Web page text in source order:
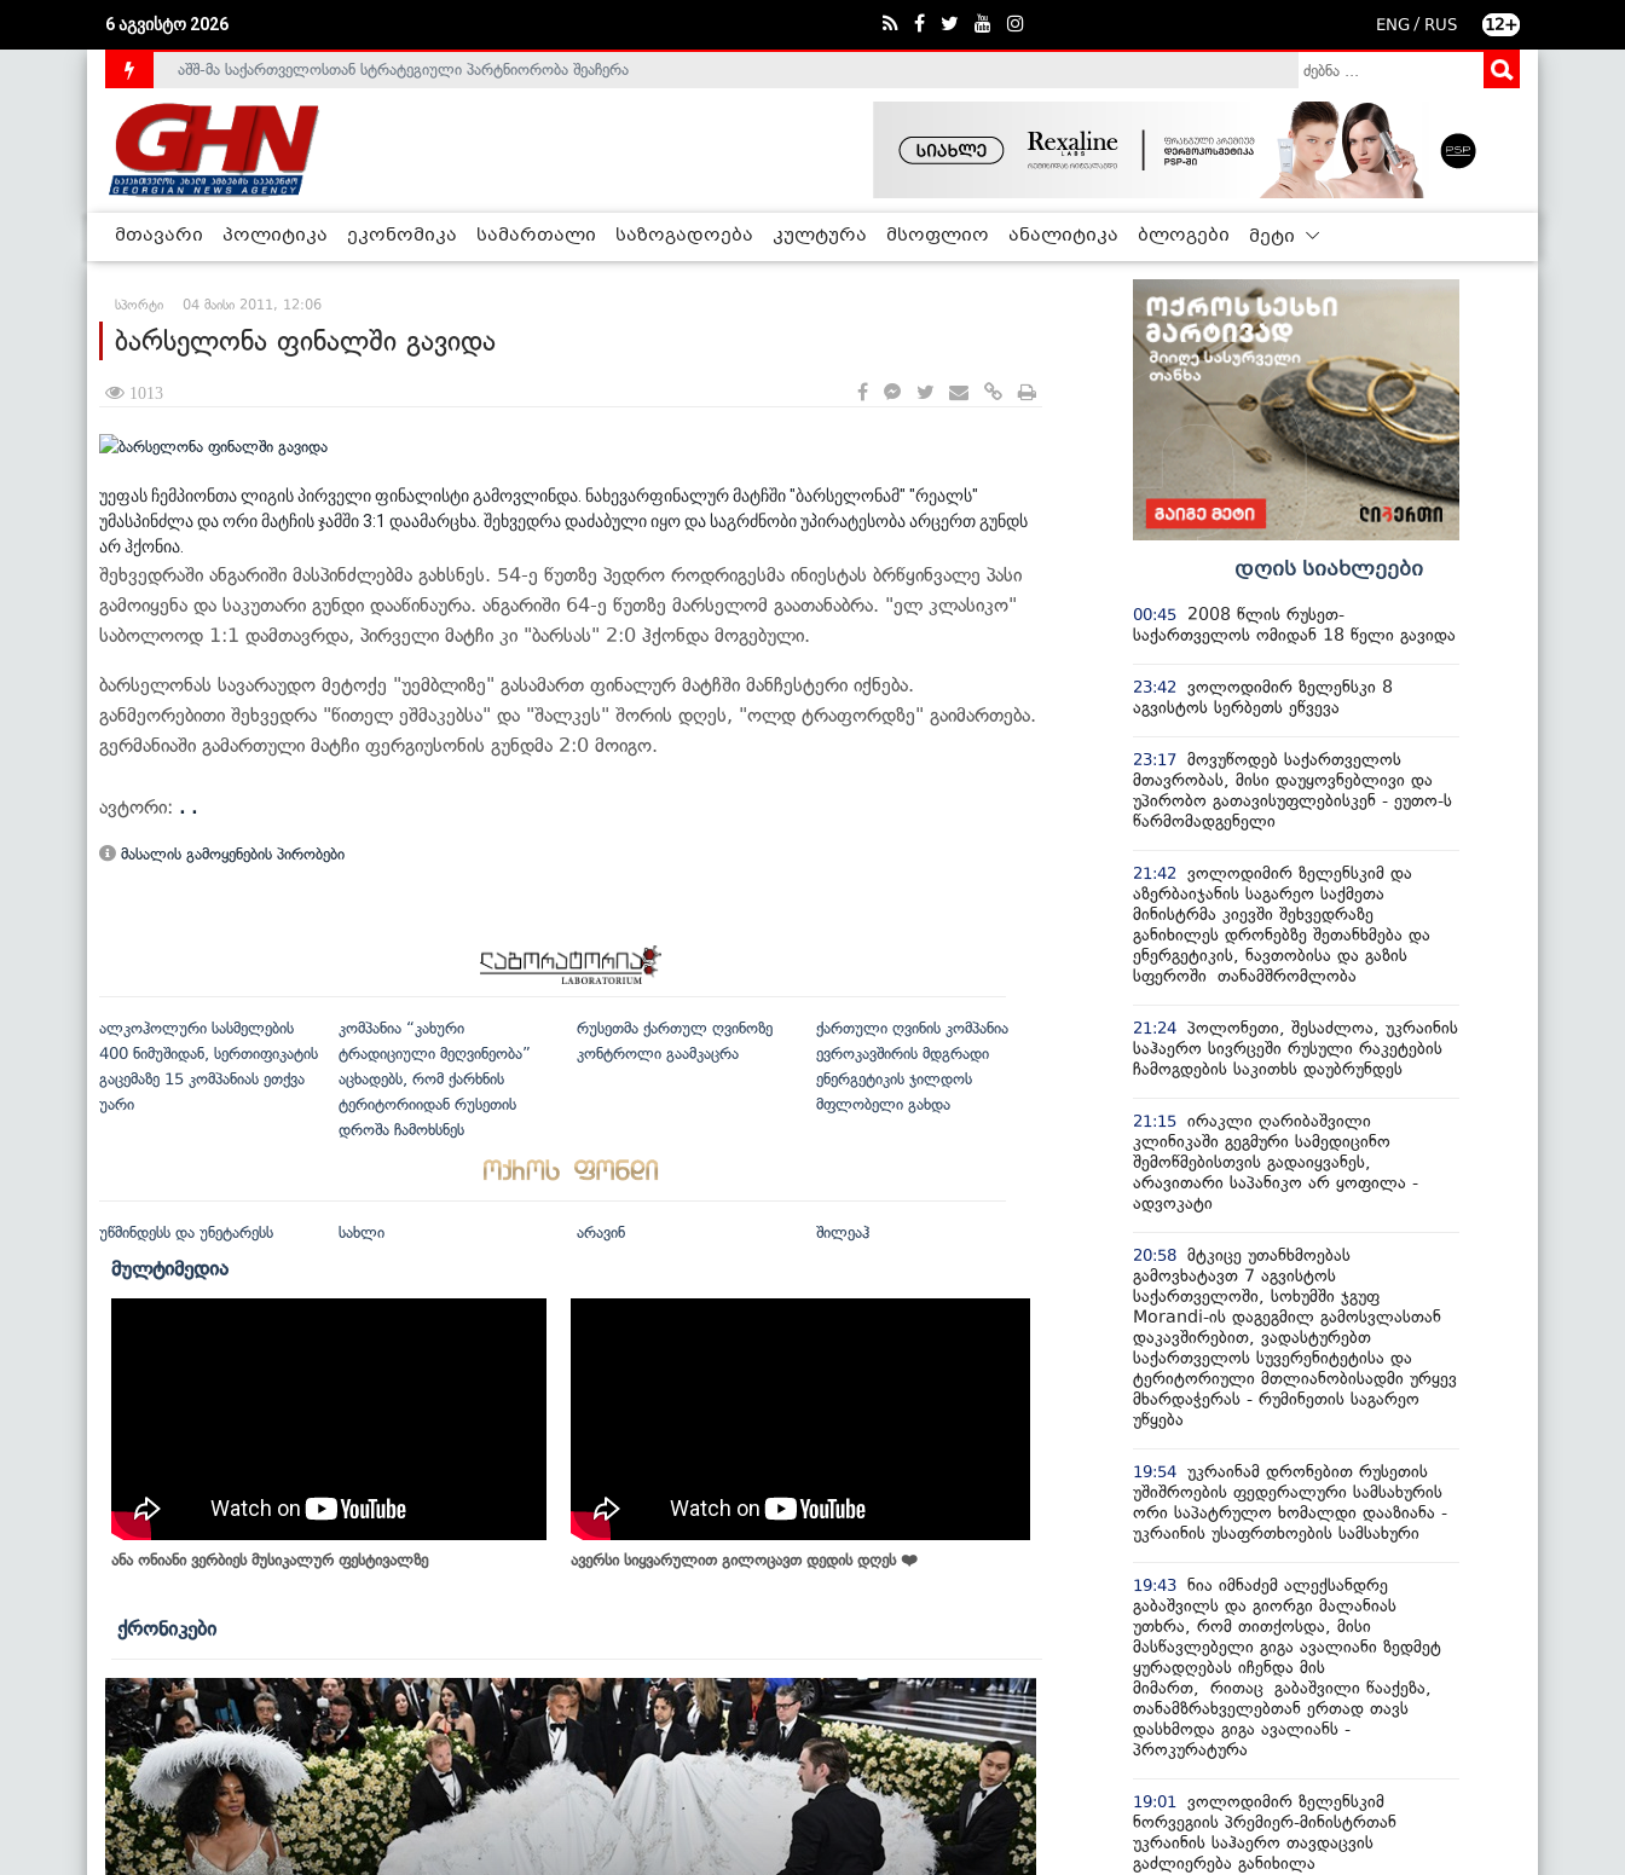
6 აგვისტო 2026 ENG / RUS 12+
საქართველოს დე-ფაქტო მთავრობა არალეგიტიმურია - ჰელსინკის კომისია
აშშ-მა საქართველოსთან სტრატეგიული პარტნიორობა შეაჩერა
მთავარი პოლიტიკა ეკონომიკა სამართალი საზოგადოება კულტურა მსოფლიო ანალიტიკა ბლოგები მეტი
სპორტი 04 მაისი 2011, 12:06
ბარსელონა ფინალში გავიდა
1013
უეფას ჩემპიონთა ლიგის პირველი ფინალისტი გამოვლინდა. ნახევარფინალურ მატჩში "ბარსელონამ" "რეალს"
უმასპინძლა და ორი მატჩის ჯამში 3:1 დაამარცხა. შეხვედრა დაძაბული იყო და საგრძნობი უპირატესობა არცერთ გუნდს
არ ჰქონია.
შეხვედრაში ანგარიში მასპინძლებმა გახსნეს. 54-ე წუთზე პედრო როდრიგესმა ინიესტას ბრწყინვალე პასი
გამოიყენა და საკუთარი გუნდი დააწინაურა. ანგარიში 64-ე წუთზე მარსელომ გაათანაბრა. "ელ კლასიკო"
საბოლოოდ 1:1 დამთავრდა, პირველი მატჩი კი "ბარსას" 2:0 ჰქონდა მოგებული.
ბარსელონას სავარაუდო მეტოქე "უემბლიზე" გასამართ ფინალურ მატჩში მანჩესტერი იქნება.
განმეორებითი შეხვედრა "წითელ ეშმაკებსა" და "შალკეს" შორის დღეს, "ოლდ ტრაფორდზე" გაიმართება.
გერმანიაში გამართული მატჩი ფერგიუსონის გუნდმა 2:0 მოიგო.
ავტორი: . .
მასალის გამოყენების პირობები
ალკოჰოლური სასმელების
400 ნიმუშიდან, სერთიფიკატის
გაცემაზე 15 კომპანიას ეთქვა
უარი
კომპანია “კახური
ტრადიციული მეღვინეობა”
აცხადებს, რომ ქარხნის
ტერიტორიიდან რუსეთის
დროშა ჩამოხსნეს
რუსეთმა ქართულ ღვინოზე
კონტროლი გაამკაცრა
ქართული ღვინის კომპანია
ევროკავშირის მდგრადი
ენერგეტიკის ჯილდოს
მფლობელი გახდა
უწმინდესს და უნეტარესს სახლი არავინ შილეაჰ
მულტიმედია
ანა ონიანი ვერბიეს მუსიკალურ ფესტივალზე ავერსი სიყვარულით გილოცავთ დედის დღეს ❤️
ქრონიკები
დღის სიახლეები
00:45
2008 წლის რუსეთ-
საქართველოს ომიდან 18 წელი გავიდა
23:42
ვოლოდიმირ ზელენსკი 8
აგვისტოს სერბეთს ეწვევა
23:17 მოვუწოდებ საქართველოს
მთავრობას, მისი დაუყოვნებლივი და
უპირობო გათავისუფლებისკენ - ეუთო-ს
წარმომადგენელი
21:42
ვოლოდიმირ ზელენსკიმ და
აზერბაიჯანის საგარეო საქმეთა
მინისტრმა კიევში შეხვედრაზე
განიხილეს დრონებზე შეთანხმება და
ენერგეტიკის, ნავთობისა და გაზის
სფეროში თანამშრომლობა
21:24 პოლონეთი, შესაძლოა, უკრაინის
საჰაერო სივრცეში რუსული რაკეტების
ჩამოგდების საკითხს დაუბრუნდეს
21:15 ირაკლი ღარიბაშვილი
კლინიკაში გეგმური სამედიცინო
შემოწმებისთვის გადაიყვანეს,
არავითარი საპანიკო არ ყოფილა -
ადვოკატი
20:58 მტკიცე უთანხმოებას
გამოვხატავთ 7 აგვისტოს
საქართველოში, სოხუმში ჯგუფ
Morandi-ის დაგეგმილ გამოსვლასთან
დაკავშირებით, ვადასტურებთ
საქართველოს სუვერენიტეტისა და
ტერიტორიული მთლიანობისადმი ურყევ
მხარდაჭერას - რუმინეთის საგარეო
უწყება
19:54 უკრაინამ დრონებით რუსეთის
უშიშროების ფედერალური სამსახურის
ორი საპატრულო ხომალდი დააზიანა -
უკრაინის უსაფრთხოების სამსახური
19:43 ნია იმნაძემ ალექსანდრე
გაბაშვილს და გიორგი მალანიას
უთხრა, რომ თითქოსდა, მისი
მასწავლებელი გიგა ავალიანი ზედმეტ
ყურადღებას იჩენდა მის
მიმართ, რითაც გაბაშვილი წააქეზა,
თანამზრახველებთან ერთად თავს
დასხმოდა გიგა ავალიანს -
პროკურატურა
19:01
ვოლოდიმირ ზელენსკიმ
ნორვეგიის პრემიერ-მინისტრთან
უკრაინის საჰაერო თავდაცვის
გაძლიერება განიხილა